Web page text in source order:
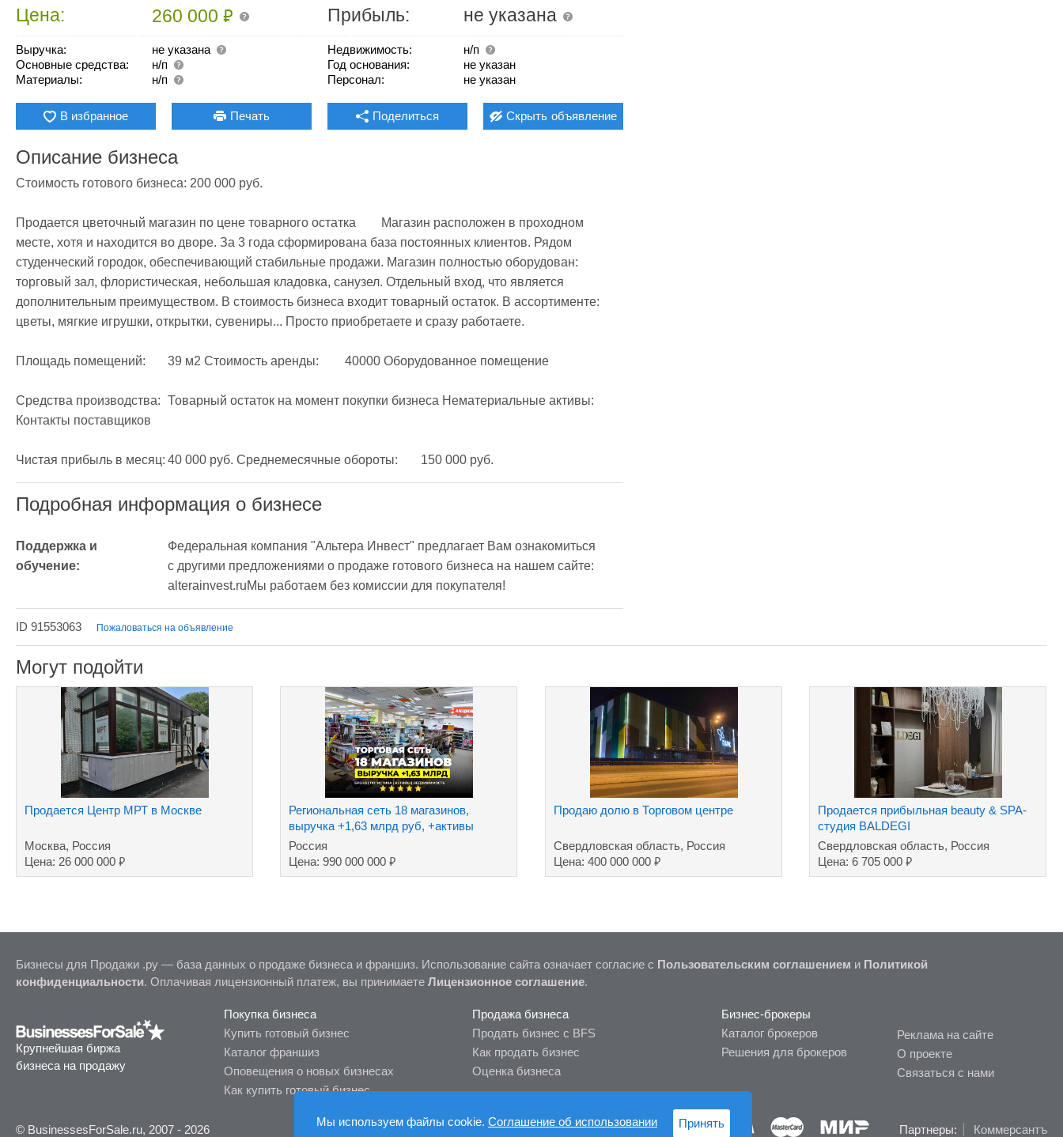
Цена: 260 000₽ Прибыль: не указана
Выручка:
не указана
Основные средства:
н/п
Материалы:
н/п
Недвижимость:
н/п
Год основания:
не указан
Персонал:
не указан
В избранное Печать Поделиться Скрыть объявление
Описание бизнеса
Стоимость готового бизнеса: 200 000 руб.
Продается цветочный магазин по цене товарного остатка        Магазин расположен в проходном
месте, хотя и находится во дворе. За 3 года сформирована база постоянных клиентов. Рядом
студенческий городок, обеспечивающий стабильные продажи. Магазин полностью оборудован:
торговый зал, флористическая, небольшая кладовка, санузел. Отдельный вход, что является
дополнительным преимуществом. В стоимость бизнеса входит товарный остаток. В ассортименте:
цветы, мягкие игрушки, открытки, сувениры... Просто приобретаете и сразу работаете.
Площадь помещений:	39 м2 Стоимость аренды:	40000 Оборудованное помещение
Средства производства:	Товарный остаток на момент покупки бизнеса Нематериальные активы:
Контакты поставщиков
Чистая прибыль в месяц:	40 000 руб. Среднемесячные обороты: 	150 000 руб.
Подробная информация о бизнесе
Поддержка и
обучение:
Федеральная компания "Альтера Инвест" предлагает Вам ознакомиться
с другими предложениями о продаже готового бизнеса на нашем сайте:
alterainvest.ruМы работаем без комиссии для покупателя!
ID 91553063 Пожаловаться на объявление
Могут подойти
Продается Центр МРТ в Москве
Москва, Россия
Цена: 26 000 000 ₽
Региональная сеть 18 магазинов,
выручка +1,63 млрд руб, +активы
Россия
Цена: 990 000 000₽
Продаю долю в Торговом центре
Свердловская область, Россия
Цена: 400 000 000 ₽
Продается прибыльная beauty & SPA-
студия BALDEGI
Свердловская область, Россия
Цена: 6 705 000₽
Бизнесы для Продажи .ру — база данных о продаже бизнеса и франшиз. Использование сайта означает согласие с Пользовательским соглашением и Политикой
конфиденциальности. Оплачивая лицензионный платеж, вы принимаете Лицензионное соглашение.
Крупнейшая биржа
бизнеса на продажу
Покупка бизнеса
Купить готовый бизнес
Каталог франшиз
Оповещения о новых бизнесах
Как купить готовый бизнес
Продажа бизнеса
Продать бизнес с BFS
Как продать бизнес
Оценка бизнеса
Бизнес-брокеры
Каталог брокеров
Решения для брокеров
Реклама на сайте
О проекте
Связаться с нами
© BusinessesForSale.ru, 2007 - 2026 Партнеры: Коммерсантъ
Мы используем файлы cookie. Соглашение об использовании Принять